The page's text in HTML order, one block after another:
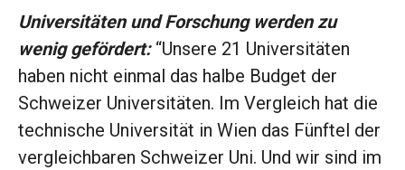
Universitäten und Forschung werden zu
wenig gefördert:“Unsere 21 Universitäten
haben nicht einmal das halbe Budget der
Schweizer Universitäten. Im Vergleich hat die
technische Universität in Wien das Fünftel der
vergleichbaren Schweizer Uni. Und wir sind im